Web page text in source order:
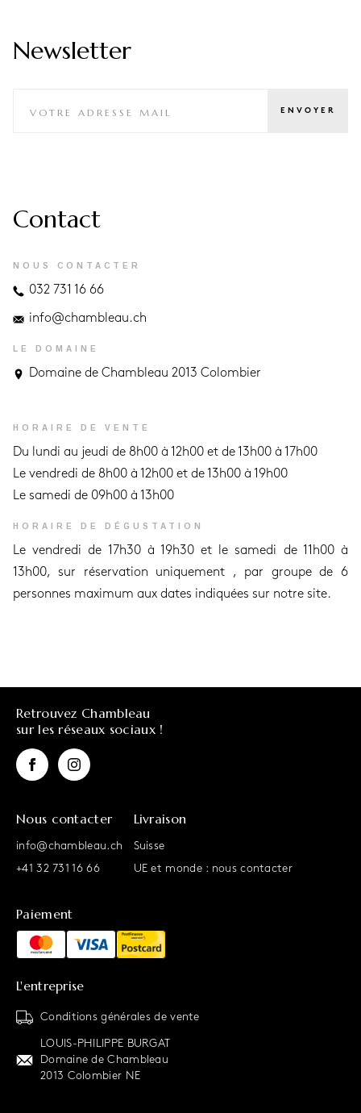
Newsletter
Contact
NOUS CONTACTER
032 731 16 66
info@chambleau.ch
LE DOMAINE
Domaine de Chambleau 2013 Colombier
HORAIRE DE VENTE
Du lundi au jeudi de 8h00 à 12h00 et de 13h00 à 17h00
Le vendredi de 8h00 à 12h00 et de 13h00 à 19h00
Le samedi de 09h00 à 13h00
HORAIRE DE DÉGUSTATION
Le vendredi de 17h30 à 19h30 et le samedi de 11h00 à
13h00, sur réservation uniquement , par groupe de 6
personnes maximum aux dates indiquées sur notre site.
Retrouvez Chambleau
sur les réseaux sociaux !
Nous contacter
info@chambleau.ch
+41 32 731 16 66
Livraison
Suisse
UE et monde : nous contacter
Paiement
L'entreprise
Conditions générales de vente
LOUIS-PHILIPPE BURGAT
Domaine de Chambleau
2013 Colombier NE